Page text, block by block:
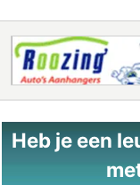
Heb je een